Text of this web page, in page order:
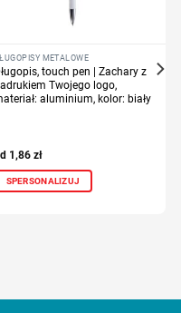
METALOWE
touch pen | Zachary z
Twojego logo,
aluminium, kolor: biały
1,86 zł
SPERSONALIZUJ